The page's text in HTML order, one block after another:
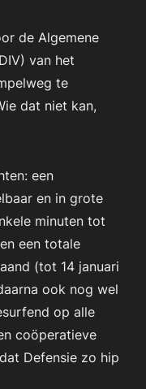
de Algemene
van het
te
dat niet kan,
een
en in grote
minuten tot
een totale
(tot 14 januari
ook nog wel
op alle
coöperatieve
Defensie zo hip